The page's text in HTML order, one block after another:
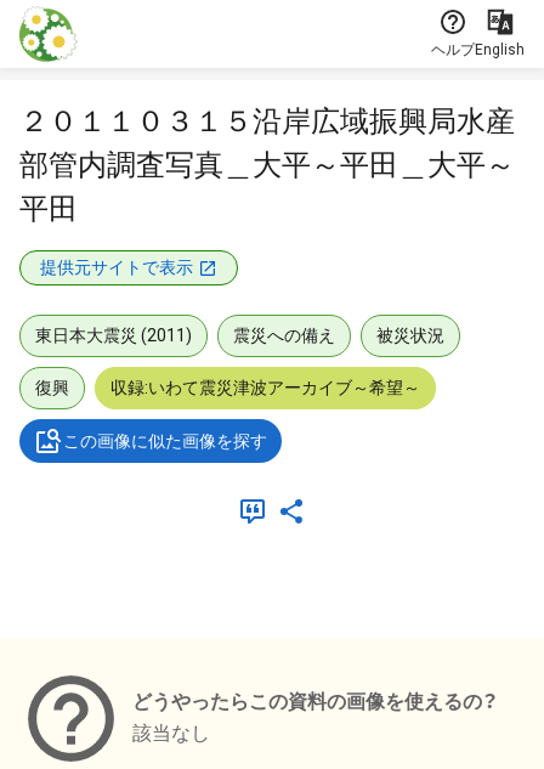
本文に飛ぶ
ヘルプEnglish
２０１１０３１５沿岸広域振興局水産
部管内調査写真＿大平～平田＿大平～
平田
提供元サイトで表示
東日本大震災 (2011) 震災への備え 被災状況
復興 収録:いわて震災津波アーカイブ～希望～
この画像に似た画像を探す
どうやったらこの資料の画像を使えるの？
該当なし